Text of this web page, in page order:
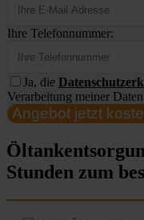
Ihre Telefonnummer:
Ja, die
Verarbeitung meiner
Angebot jetzt
Stunden zum